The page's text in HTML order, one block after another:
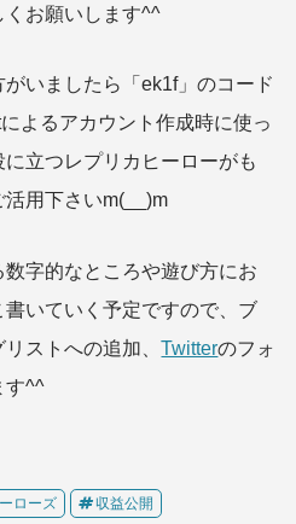
くお願いします^^
いましたら「ek1f」のコード
よるアカウント作成時に使っ
立つレプリカヒーローがも
用下さいm(__)m
字的なところや遊び方にお
いていく予定ですので、ブ
リストへの追加、Twitterのフォ
す^^
ローズ 収益公開